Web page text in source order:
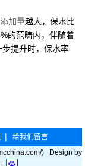
添加量越大，保水比
的范畴内，伴随着
提升时，保水率
|
给我们留言
) Design by